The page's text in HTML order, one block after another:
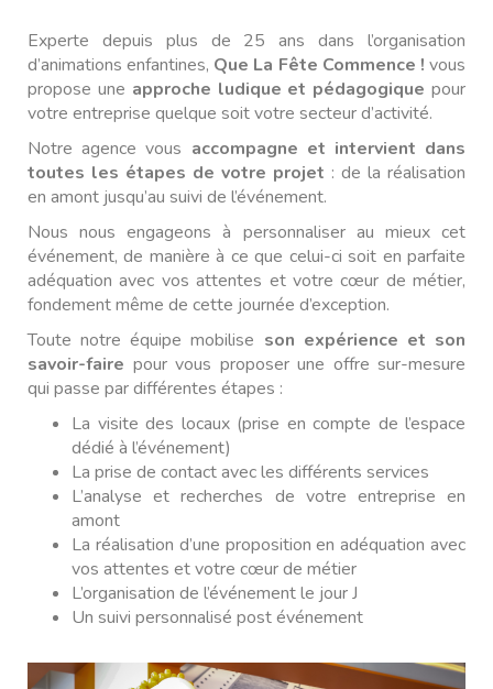
Experte depuis plus de 25 ans dans l’organisation
d’animations enfantines, Que La Fête Commence ! vous
propose une approche ludique et pédagogique pour
votre entreprise quelque soit votre secteur d’activité.
Notre agence vous accompagne et intervient dans
toutes les étapes de votre projet : de la réalisation
en amont jusqu’au suivi de l’événement.
Nous nous engageons à personnaliser au mieux cet
événement, de manière à ce que celui-ci soit en parfaite
adéquation avec vos attentes et votre cœur de métier,
fondement même de cette journée d’exception.
Toute notre équipe mobilise son expérience et son
savoir-faire pour vous proposer une offre sur-mesure
qui passe par différentes étapes :
La visite des locaux (prise en compte de l’espace
dédié à l’événement)
La prise de contact avec les différents services
L’analyse et recherches de votre entreprise en
amont
La réalisation d’une proposition en adéquation avec
vos attentes et votre cœur de métier
L’organisation de l’événement le jour J
Un suivi personnalisé post événement